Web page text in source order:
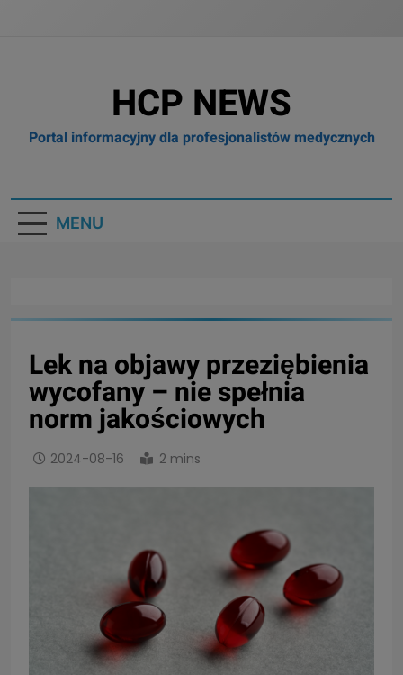
HCP NEWS
Portal informacyjny dla profesjonalistów medycznych
MENU
Lek na objawy przeziębienia
wycofany – nie spełnia
norm jakościowych
2024-08-16 2 mins